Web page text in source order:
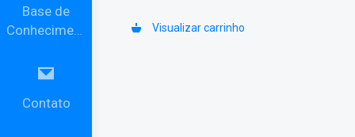
Base de
Conhecimento
Contato
Visualizar carrinho